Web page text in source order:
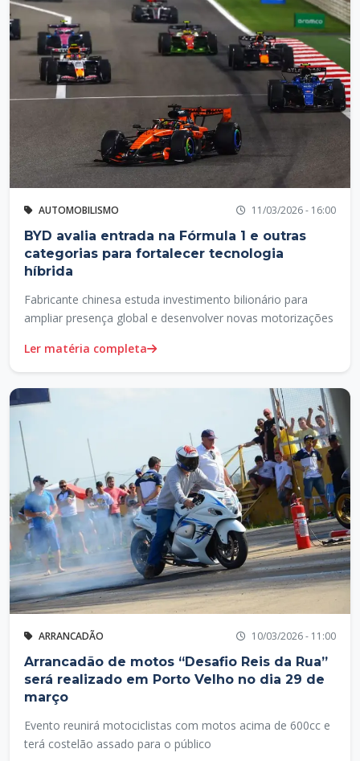
AUTOMOBILISMO 11/03/2026 - 16:00
BYD avalia entrada na Fórmula 1 e outras
categorias para fortalecer tecnologia
híbrida
Fabricante chinesa estuda investimento bilionário para
ampliar presença global e desenvolver novas motorizações
Ler matéria completa
ARRANCADÃO 10/03/2026 - 11:00
Arrancadão de motos “Desafio Reis da Rua”
será realizado em Porto Velho no dia 29 de
março
Evento reunirá motociclistas com motos acima de 600cc e
terá costelão assado para o público